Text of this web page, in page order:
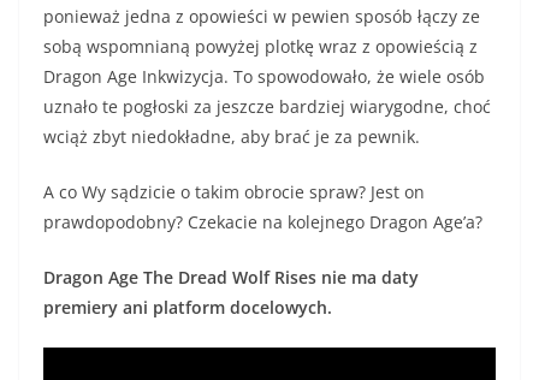
ponieważ jedna z opowieści w pewien sposób łączy ze
sobą wspomnianą powyżej plotkę wraz z opowieścią z
Dragon Age Inkwizycja. To spowodowało, że wiele osób
uznało te pogłoski za jeszcze bardziej wiarygodne, choć
wciąż zbyt niedokładne, aby brać je za pewnik.
A co Wy sądzicie o takim obrocie spraw? Jest on
prawdopodobny? Czekacie na kolejnego Dragon Age’a?
Dragon Age The Dread Wolf Rises nie ma daty
premiery ani platform docelowych.